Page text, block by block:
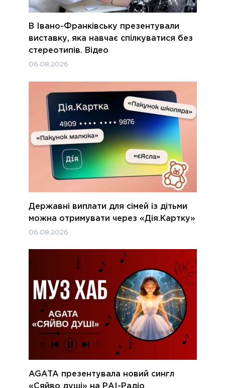
В Івано-Франківську презентували
виставку, яка навчає спілкуватися без
стереотипів. Відео
06.08.2026
Державні виплати для сімей із дітьми
можна отримувати через «Дія.Картку»
06.08.2026
AGATA презентувала новий сингл
«Сяйво душі» на РАІ-Радіо